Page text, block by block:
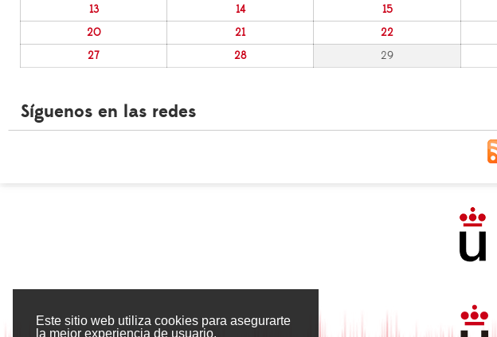
Este sitio web utiliza cookies para asegurarte
la mejor experiencia de usuario.
13
14 15
20
21 22
27
28 29
Síguenos en las redes